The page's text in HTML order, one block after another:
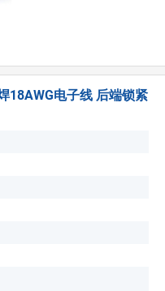
18AWG电子线 后端锁紧